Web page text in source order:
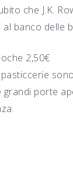
che J.K.
banco delle
2,50€
grandi porte